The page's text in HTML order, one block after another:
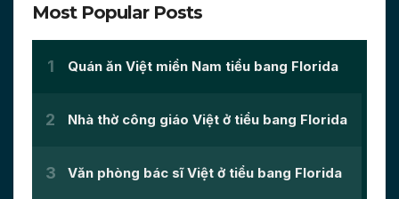
Most Popular Posts